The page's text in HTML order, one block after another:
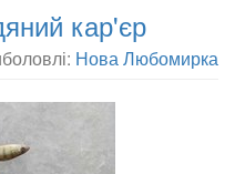
кар'єр
Нова Любомирка